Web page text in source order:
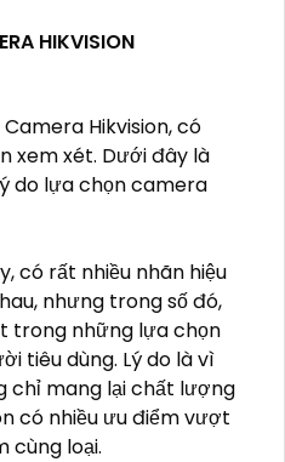
HIKVISION
Hikvision, có
xem xét. Dưới đây là
do lựa chọn camera
có rất nhiều nhãn hiệu
nhưng trong số đó,
trong những lựa chọn
tiêu dùng. Lý do là vì
chỉ mang lại chất lượng
có nhiều ưu điểm vượt
cùng loại.